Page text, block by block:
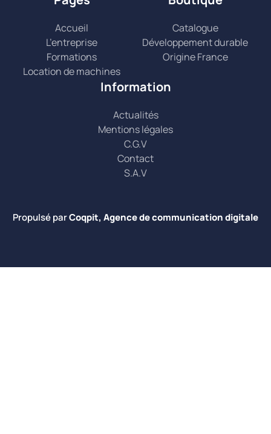
Accueil
L’entreprise
Formations
Location de machines
Catalogue
Développement durable
Origine France
Information
Actualités
Mentions légales
C.G.V
Contact
S.A.V
Propulsé parCoqpit, Agence de communication digitale